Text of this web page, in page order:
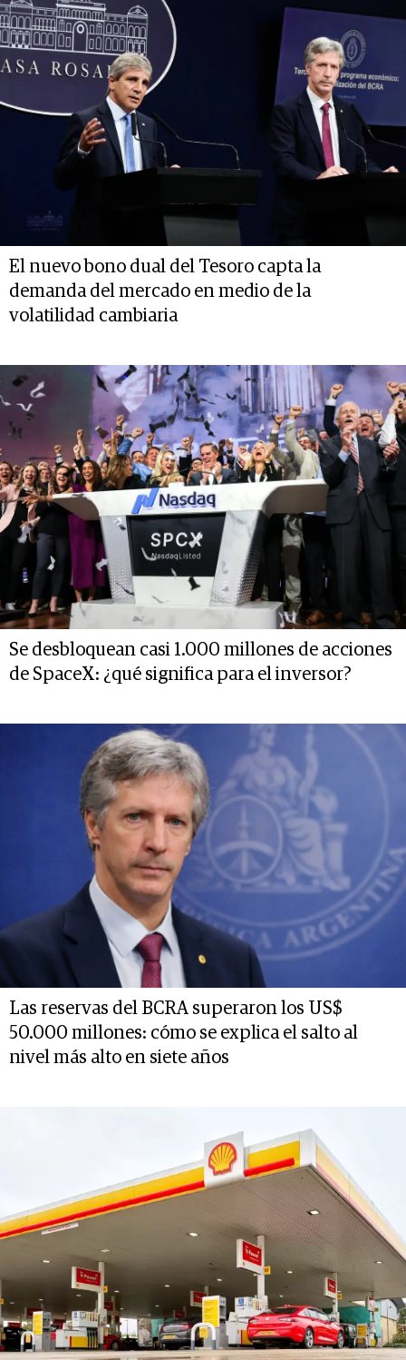
El nuevo bono dual del Tesoro capta la
demanda del mercado en medio de la
volatilidad cambiaria
Se desbloquean casi 1.000 millones de acciones
de SpaceX: ¿qué significa para el inversor?
Las reservas del BCRA superaron los US$
50.000 millones: cómo se explica el salto al
nivel más alto en siete años